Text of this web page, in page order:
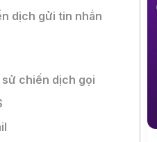
dịch gửi tin nhắn
sử chiến dịch gọi